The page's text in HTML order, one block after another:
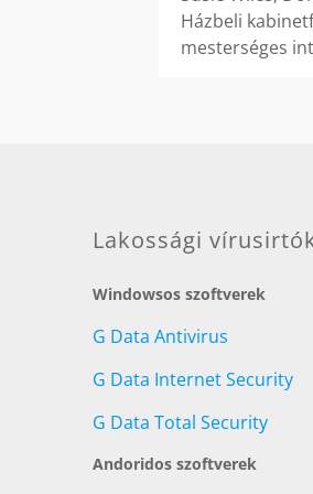
Házbeli
mesterséges
Lakossági
Windowsos szoftverek
G Data Antivirus
G Data Internet Security
G Data Total Security
Andoridos szoftverek